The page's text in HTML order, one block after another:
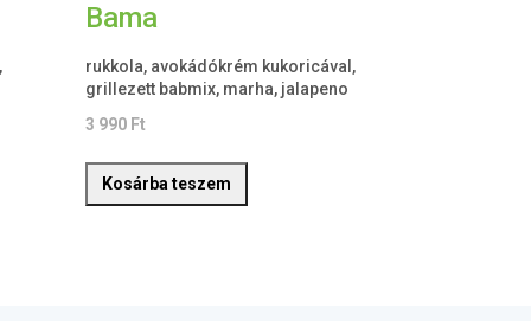
Bama
rukkola, avokádókrém kukoricával,
grillezett babmix, marha, jalapeno
3 990 Ft
Kosárba teszem